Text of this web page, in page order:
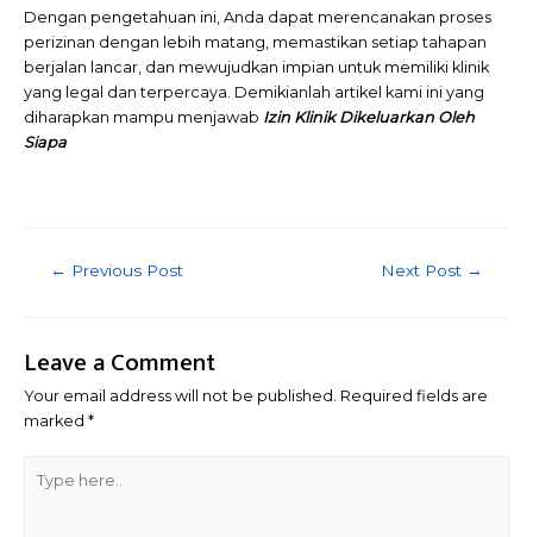
Dengan pengetahuan ini, Anda dapat merencanakan proses
perizinan dengan lebih matang, memastikan setiap tahapan
berjalan lancar, dan mewujudkan impian untuk memiliki klinik
yang legal dan terpercaya. Demikianlah artikel kami ini yang
diharapkan mampu menjawab Izin Klinik Dikeluarkan Oleh
Siapa
Post
← Previous Post Next Post →
Leave a Comment
Your email address will not be published. Required fields are
marked *
here..